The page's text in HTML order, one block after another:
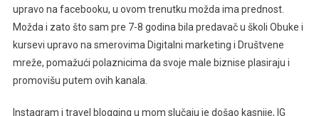
upravo na facebooku, u ovom trenutku možda ima prednost.
Možda i zato što sam pre 7-8 godina bila predavač u školi Obuke i
kursevi upravo na smerovima Digitalni marketing i Društvene
mreže, pomažući polaznicima da svoje male biznise plasiraju i
promovišu putem ovih kanala.
Instagram i travel blogging u mom slučaju je došao kasnije, IG